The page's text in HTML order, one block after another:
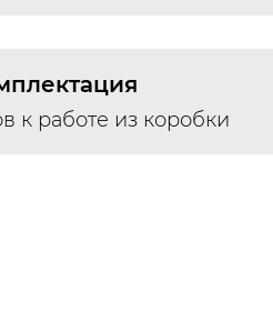
к работе из коробки